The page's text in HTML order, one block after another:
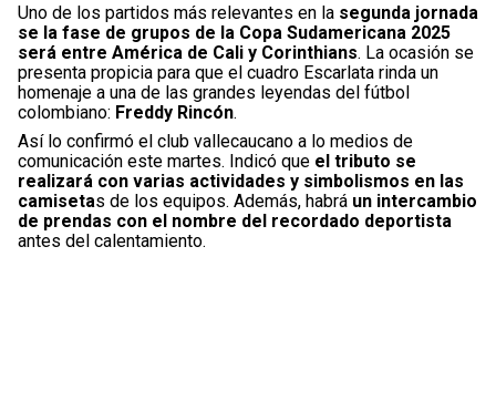
Uno de los partidos más relevantes en la segunda jornada
se la fase de grupos de la Copa Sudamericana 2025
será entre América de Cali y Corinthians. La ocasión se
presenta propicia para que el cuadro Escarlata rinda un
homenaje a una de las grandes leyendas del fútbol
colombiano: Freddy Rincón.
Así lo confirmó el club vallecaucano a lo medios de
comunicación este martes. Indicó que el tributo se
realizará con varias actividades y simbolismos en las
camisetas de los equipos. Además, habrá un intercambio
de prendas con el nombre del recordado deportista
antes del calentamiento.